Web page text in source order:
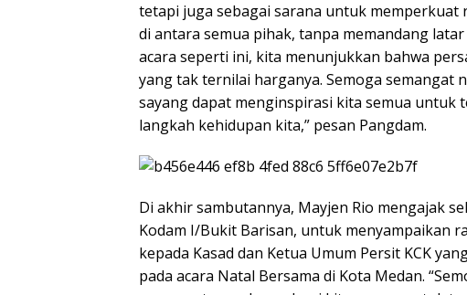
tetapi juga sebagai sarana untuk memperkuat
di antara semua pihak, tanpa memandang
acara seperti ini, kita menunjukkan bahwa
yang tak ternilai harganya. Semoga semangat
sayang dapat menginspirasi kita semua untuk
langkah kehidupan kita,” pesan Pangdam.
Di akhir sambutannya, Mayjen Rio mengajak
Kodam I/Bukit Barisan, untuk menyampaikan
kepada Kasad dan Ketua Umum Persit KCK
pada acara Natal Bersama di Kota Medan.